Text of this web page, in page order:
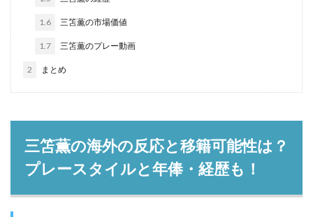
1.6 三笘薫の市場価値
1.7 三笘薫のプレー動画
2 まとめ
三笘薫の海外の反応と移籍可能性は？
プレースタイルと年俸・経歴も！